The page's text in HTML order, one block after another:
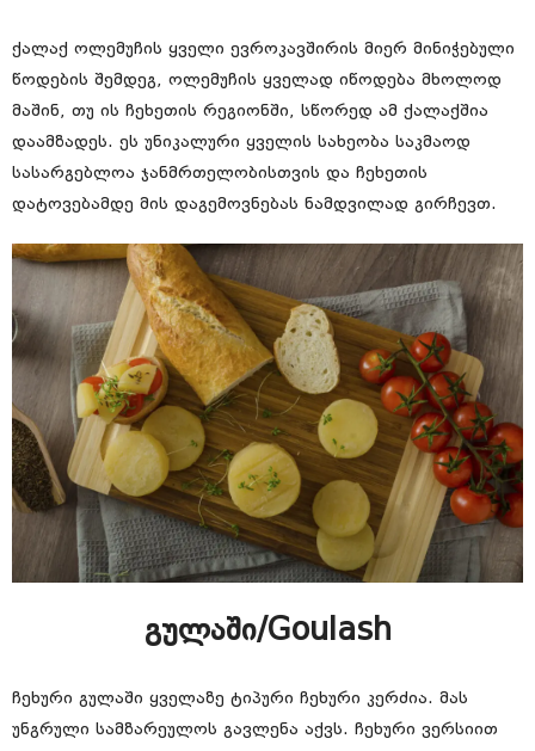
ქალაქ ოლემუჩის ყველი ევროკავშირის მიერ მინიჭებული
წოდების შემდეგ, ოლემუჩის ყველად იწოდება მხოლოდ
მაშინ, თუ ის ჩეხეთის რეგიონში, სწორედ ამ ქალაქშია
დაამზადეს. ეს უნიკალური ყველის სახეობა საკმაოდ
სასარგებლოა ჯანმრთელობისთვის და ჩეხეთის
დატოვებამდე მის დაგემოვნებას ნამდვილად გირჩევთ.
გულაში/Goulash
ჩეხური გულაში ყველაზე ტიპური ჩეხური კერძია. მას
უნგრული სამზარეულოს გავლენა აქვს. ჩეხური ვერსიით